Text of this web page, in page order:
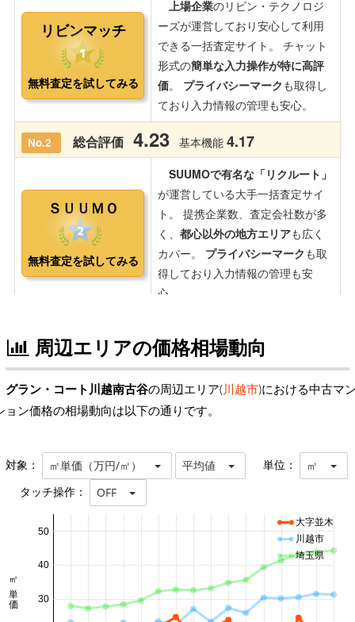
周辺エリアの価格相場動向
グラン・コート川越南古谷の周辺エリア(川越市)における中古マ
ョン価格の相場動向は以下の通りです。
対象： ㎡単価（万円/㎡） 平均値 単位： ㎡
タッチ操作： OFF
30
40
50
大字並木
川越市
埼玉県